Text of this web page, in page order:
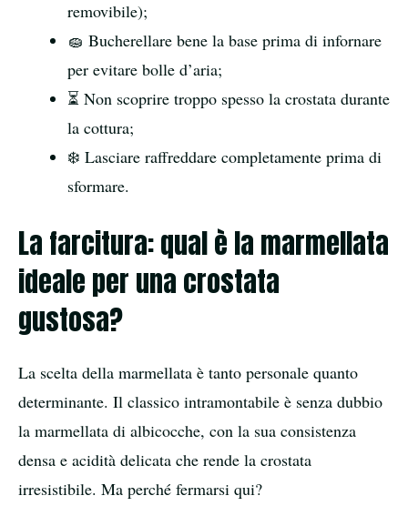
removibile);
🧽 Bucherellare bene la base prima di infornare
per evitare bolle d’aria;
⏳ Non scoprire troppo spesso la crostata durante
la cottura;
❄️ Lasciare raffreddare completamente prima di
sformare.
La farcitura: qual è la marmellata
ideale per una crostata
gustosa?
La scelta della marmellata è tanto personale quanto
determinante. Il classico intramontabile è senza dubbio
la marmellata di albicocche, con la sua consistenza
densa e acidità delicata che rende la crostata
irresistibile. Ma perché fermarsi qui?